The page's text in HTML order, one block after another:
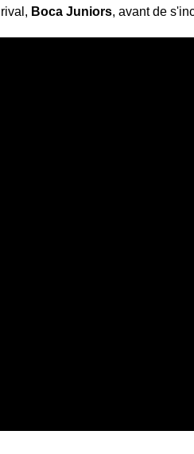
Boca Juniors, avant de